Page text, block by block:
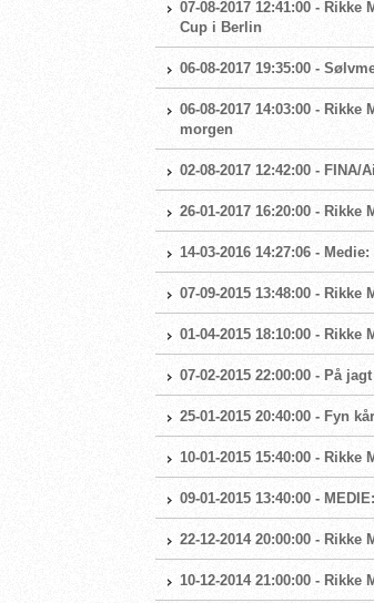
07-08-2017 12:41:00 -
Cup i Berlin
06-08-2017 19:35:00 -
06-08-2017 14:03:00 -
morgen
02-08-2017 12:42:00 -
26-01-2017 16:20:00 -
14-03-2016 14:27:06 -
07-09-2015 13:48:00 -
01-04-2015 18:10:00 -
07-02-2015 22:00:00 - På
25-01-2015 20:40:00 - Fyn
10-01-2015 15:40:00 -
09-01-2015 13:40:00 -
22-12-2014 20:00:00 -
10-12-2014 21:00:00 -